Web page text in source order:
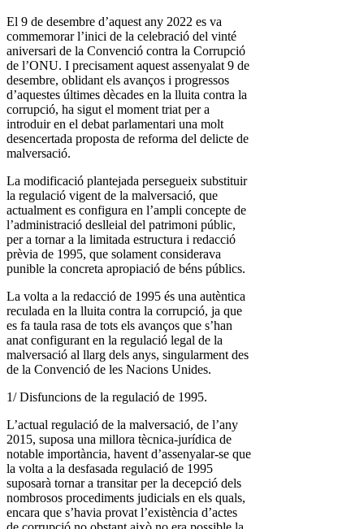
El 9 de desembre d’aquest any 2022 es va
commemorar l’inici de la celebració del vinté
aniversari de la Convenció contra la Corrupció
de l’ONU. I precisament aquest assenyalat 9 de
desembre, oblidant els avanços i progressos
d’aquestes últimes dècades en la lluita contra la
corrupció, ha sigut el moment triat per a
introduir en el debat parlamentari una molt
desencertada proposta de reforma del delicte de
malversació.
La modificació plantejada persegueix substituir
la regulació vigent de la malversació, que
actualment es configura en l’ampli concepte de
l’administració deslleial del patrimoni públic,
per a tornar a la limitada estructura i redacció
prèvia de 1995, que solament considerava
punible la concreta apropiació de béns públics.
La volta a la redacció de 1995 és una autèntica
reculada en la lluita contra la corrupció, ja que
es fa taula rasa de tots els avanços que s’han
anat configurant en la regulació legal de la
malversació al llarg dels anys, singularment des
de la Convenció de les Nacions Unides.
1/ Disfuncions de la regulació de 1995.
L’actual regulació de la malversació, de l’any
2015, suposa una millora tècnica-jurídica de
notable importància, havent d’assenyalar-se que
la volta a la desfasada regulació de 1995
suposarà tornar a transitar per la decepció dels
nombrosos procediments judicials en els quals,
encara que s’havia provat l’existència d’actes